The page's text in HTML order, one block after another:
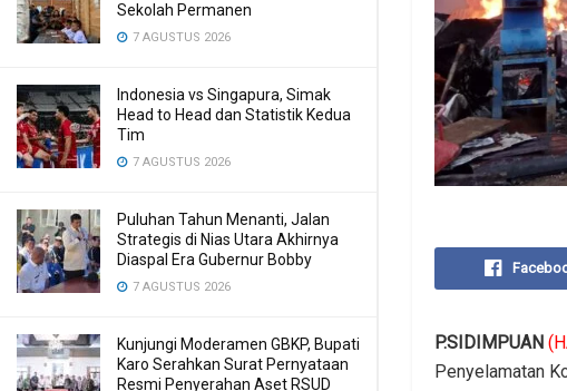
Sekolah Permanen
7 AGUSTUS 2026
Indonesia vs Singapura, Simak
Head to Head dan Statistik Kedua
Tim
7 AGUSTUS 2026
Puluhan Tahun Menanti, Jalan
Strategis di Nias Utara Akhirnya
Diaspal Era Gubernur Bobby
7 AGUSTUS 2026
Kunjungi Moderamen GBKP, Bupati
Karo Serahkan Surat Pernyataan
Resmi Penyerahan Aset RSUD
P.SIDIMPUAN
Penyelamatan